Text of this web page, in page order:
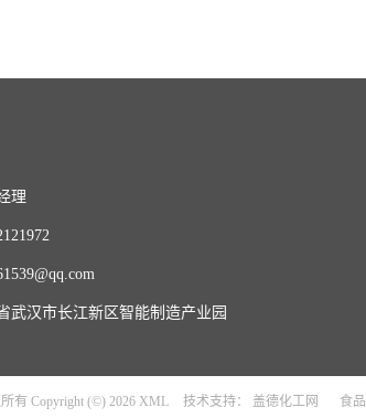
理
武汉市长江新区智能制造产业园
有 Copyright (©) 2026 XML 技术支持： 盖德化工网 食